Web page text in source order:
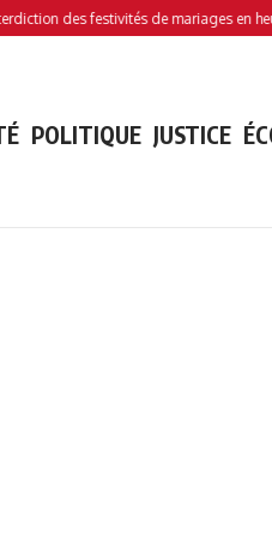
des festivités de mariages en heures
POLITIQUE JUSTICE